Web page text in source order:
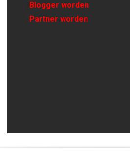
Blogger worden
Partner worden